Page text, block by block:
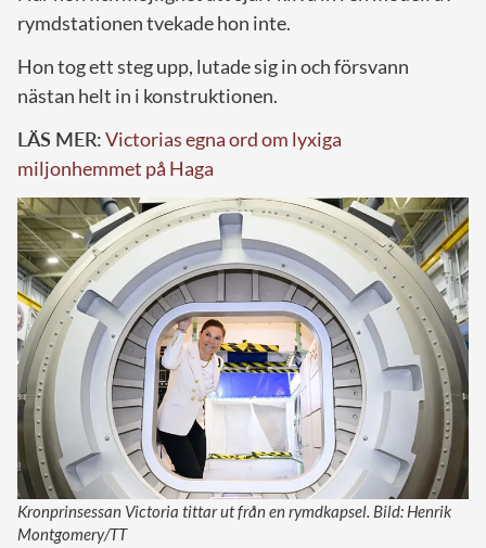
rymdstationen tvekade hon inte.
Hon tog ett steg upp, lutade sig in och försvann
nästan helt in i konstruktionen.
LÄS MER:Victorias egna ord om lyxiga
miljonhemmet på Haga
Kronprinsessan Victoria tittar ut från en rymdkapsel. Bild: Henrik
Montgomery/TT